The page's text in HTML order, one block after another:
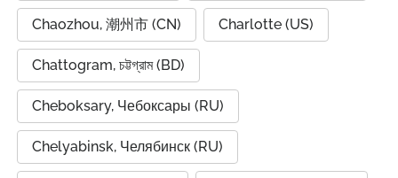
Chaozhou, 潮州市 (CN) Charlotte (US)
Chattogram, চট্টগ্রাম (BD)
Cheboksary, Чебоксары (RU)
Chelyabinsk, Челябинск (RU)